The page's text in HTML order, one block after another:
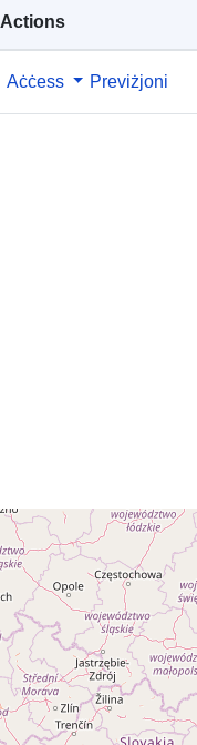
Actions
Aċċess Previżjoni
Koordinati: [ [ 8.9450962,
50.5642095 ], [ 13.9089086,
http://
fc6fb-9dc9-49fa-
8cb476b43697